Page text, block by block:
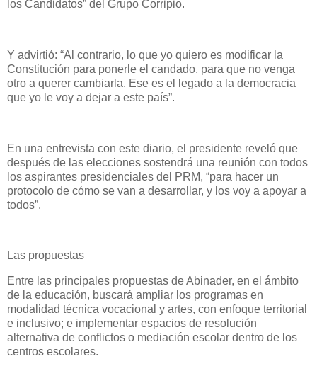
los Candidatos” del Grupo Corripio.
Y advirtió: “Al contrario, lo que yo quiero es modificar la
Constitución para ponerle el candado, para que no venga
otro a querer cambiarla. Ese es el legado a la democracia
que yo le voy a dejar a este país”.
En una entrevista con este diario, el presidente reveló que
después de las elecciones sostendrá una reunión con todos
los aspirantes presidenciales del PRM, “para hacer un
protocolo de cómo se van a desarrollar, y los voy a apoyar a
todos”.
Las propuestas
Entre las principales propuestas de Abinader, en el ámbito
de la educación, buscará ampliar los programas en
modalidad técnica vocacional y artes, con enfoque territorial
e inclusivo; e implementar espacios de resolución
alternativa de conflictos o mediación escolar dentro de los
centros escolares.